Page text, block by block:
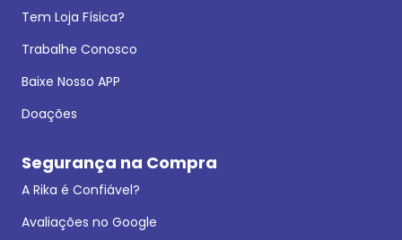
Tem Loja Física?
Trabalhe Conosco
Baixe Nosso APP
Doações
Segurança na Compra
A Rika é Confiável?
Avaliações no Google